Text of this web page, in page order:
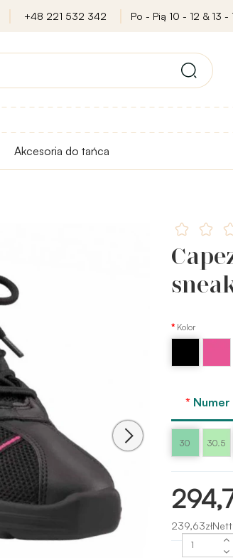
+48 221 532 342 Po - Pią 10 - 12 & 13 -
Akcesoria do tańca
Kolor
pink
Numer
30 30.5